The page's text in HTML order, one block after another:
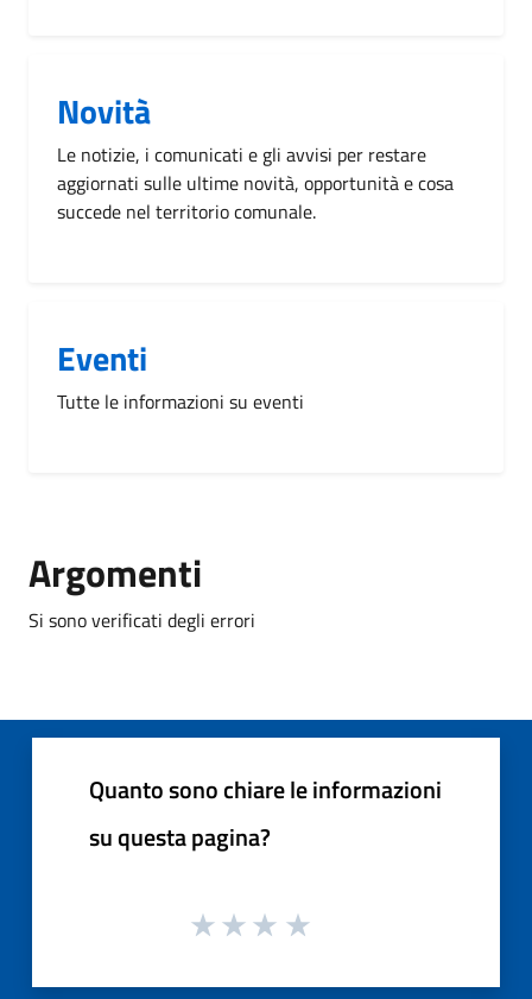
Novità
Le notizie, i comunicati e gli avvisi per restare
aggiornati sulle ultime novità, opportunità e cosa
succede nel territorio comunale.
Eventi
Tutte le informazioni su eventi
Argomenti
Si sono verificati degli errori
Quanto sono chiare le informazioni
su questa pagina?